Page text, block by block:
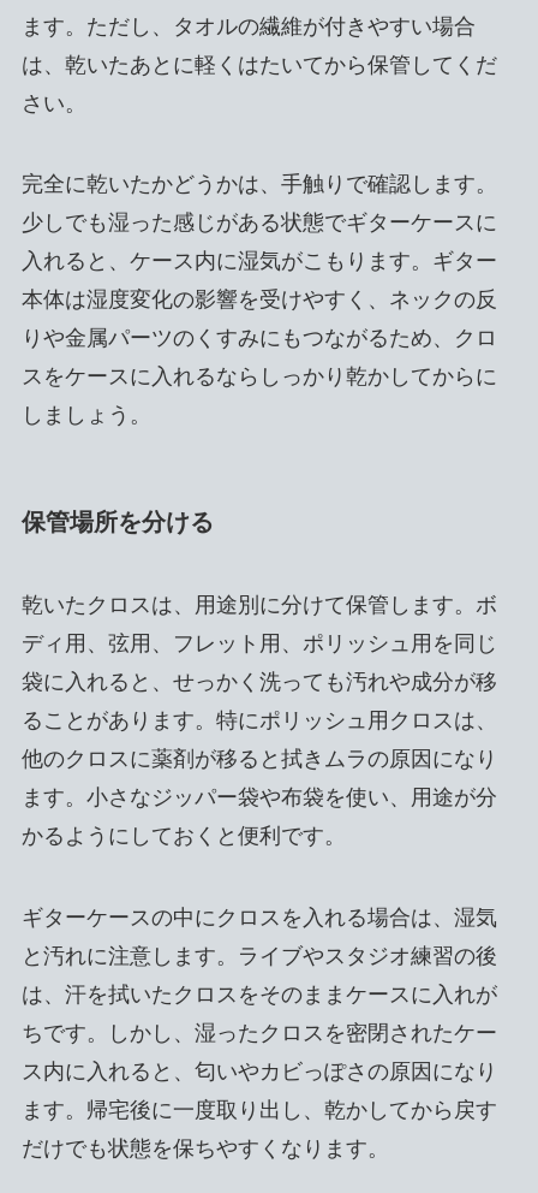
ます。ただし、タオルの繊維が付きやすい場合
は、乾いたあとに軽くはたいてから保管してくだ
さい。
完全に乾いたかどうかは、手触りで確認します。
少しでも湿った感じがある状態でギターケースに
入れると、ケース内に湿気がこもります。ギター
本体は湿度変化の影響を受けやすく、ネックの反
りや金属パーツのくすみにもつながるため、クロ
スをケースに入れるならしっかり乾かしてからに
しましょう。
保管場所を分ける
乾いたクロスは、用途別に分けて保管します。ボ
ディ用、弦用、フレット用、ポリッシュ用を同じ
袋に入れると、せっかく洗っても汚れや成分が移
ることがあります。特にポリッシュ用クロスは、
他のクロスに薬剤が移ると拭きムラの原因になり
ます。小さなジッパー袋や布袋を使い、用途が分
かるようにしておくと便利です。
ギターケースの中にクロスを入れる場合は、湿気
と汚れに注意します。ライブやスタジオ練習の後
は、汗を拭いたクロスをそのままケースに入れが
ちです。しかし、湿ったクロスを密閉されたケー
ス内に入れると、匂いやカビっぽさの原因になり
ます。帰宅後に一度取り出し、乾かしてから戻す
だけでも状態を保ちやすくなります。